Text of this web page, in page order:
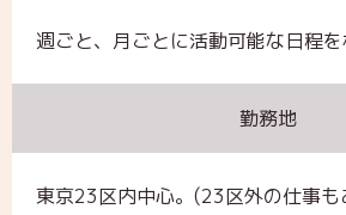
週ごと、月ごとに活動可能な日程を
勤務地
東京23区内中心。(23区外の仕事も